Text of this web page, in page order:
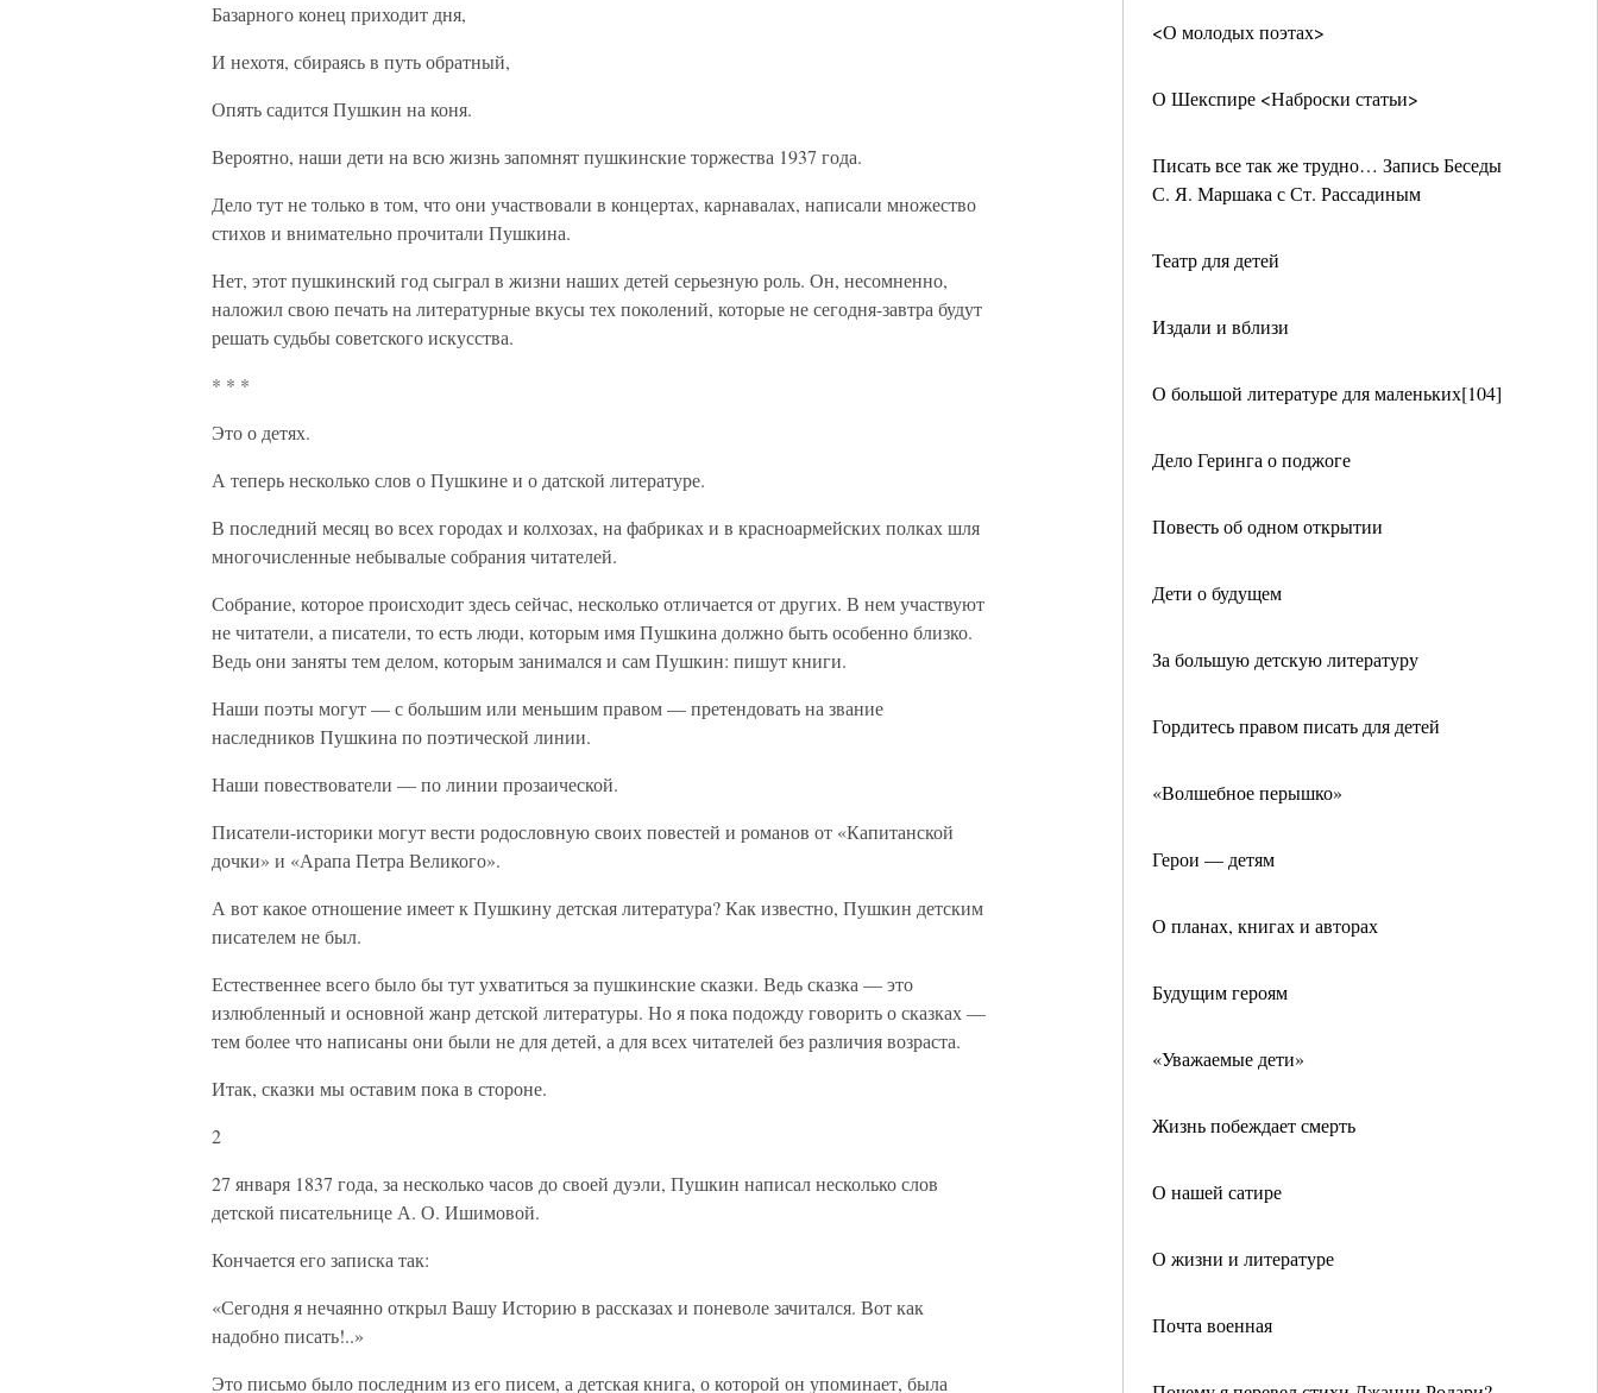
<О молодых поэтах>
О Шекспире <Наброски статьи>
Писать все так же трудно… Запись Беседы
С. Я. Маршака с Ст. Рассадиным
Театр для детей
Издали и вблизи
О большой литературе для маленьких[104]
Дело Геринга о поджоге
Повесть об одном открытии
Дети о будущем
За большую детскую литературу
Гордитесь правом писать для детей
«Волшебное перышко»
Герои — детям
О планах, книгах и авторах
Будущим героям
«Уважаемые дети»
Жизнь побеждает смерть
О нашей сатире
О жизни и литературе
Почта военная
Базарного конец приходит дня,
И нехотя, сбираясь в путь обратный,
Опять садится Пушкин на коня.
Вероятно, наши дети на всю жизнь запомнят пушкинские торжества 1937 года.
Дело тут не только в том, что они участвовали в концертах, карнавалах, написали множество
стихов и внимательно прочитали Пушкина.
Нет, этот пушкинский год сыграл в жизни наших детей серьезную роль. Он, несомненно,
наложил свою печать на литературные вкусы тех поколений, которые не сегодня-завтра будут
решать судьбы советского искусства.
* * *
Это о детях.
А теперь несколько слов о Пушкине и о датской литературе.
В последний месяц во всех городах и колхозах, на фабриках и в красноармейских полках шля
многочисленные небывалые собрания читателей.
Собрание, которое происходит здесь сейчас, несколько отличается от других. В нем участвуют
не читатели, а писатели, то есть люди, которым имя Пушкина должно быть особенно близко.
Ведь они заняты тем делом, которым занимался и сам Пушкин: пишут книги.
Наши поэты могут — с большим или меньшим правом — претендовать на звание
наследников Пушкина по поэтической линии.
Наши повествователи — по линии прозаической.
Писатели-историки могут вести родословную своих повестей и романов от «Капитанской
дочки» и «Арапа Петра Великого».
А вот какое отношение имеет к Пушкину детская литература? Как известно, Пушкин детским
писателем не был.
Естественнее всего было бы тут ухватиться за пушкинские сказки. Ведь сказка — это
излюбленный и основной жанр детской литературы. Но я пока подожду говорить о сказках —
тем более что написаны они были не для детей, а для всех читателей без различия возраста.
Итак, сказки мы оставим пока в стороне.
2
27 января 1837 года, за несколько часов до своей дуэли, Пушкин написал несколько слов
детской писательнице А. О. Ишимовой.
Кончается его записка так:
«Сегодня я нечаянно открыл Вашу Историю в рассказах и поневоле зачитался. Вот как
надобно писать!..»
Это письмо было последним из его писем, а детская книга, о которой он упоминает, была